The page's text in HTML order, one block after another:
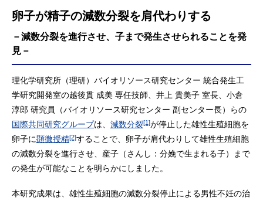
卵子が精子の減数分裂を肩代わりする
－減数分裂を進行させ、子まで発生させられることを発
見－
理化学研究所（理研）バイオリソース研究センター 統合発生工
学研究開発室の越後貫 成美 専任技師、井上 貴美子 室長、小倉
淳郎 研究員（バイオリソース研究センター 副センター長）らの
国際共同研究グループは、 減数分裂[1]が停止した雄性生殖細胞を
卵子に顕微授精[2]することで、卵子が肩代わりして雄性生殖細胞
の減数分裂を進行させ、産子（さんし：分娩で生まれる子）まで
の発生が可能なことを明らかにしました。
本研究成果は、雄性生殖細胞の減数分裂停止による男性不妊の治